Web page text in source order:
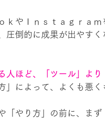
やＩｎｓｔａｇｒａｍ
倒的に成果が出やすく
人ほど、「ツール」より
」によって、よくも悪く
やり方」の前に、まず